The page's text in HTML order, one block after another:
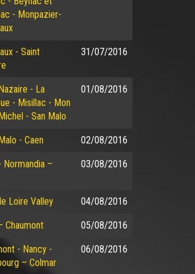
- Monpazier-
- Saint
31/07/2016
- La
- Misillac - Mon
- San Malo
01/08/2016
- Caen 02/08/2016
Normandia –
03/08/2016
Loire Valley 04/08/2016
Chaumont 05/08/2016
- Nancy -
– Colmar
06/08/2016